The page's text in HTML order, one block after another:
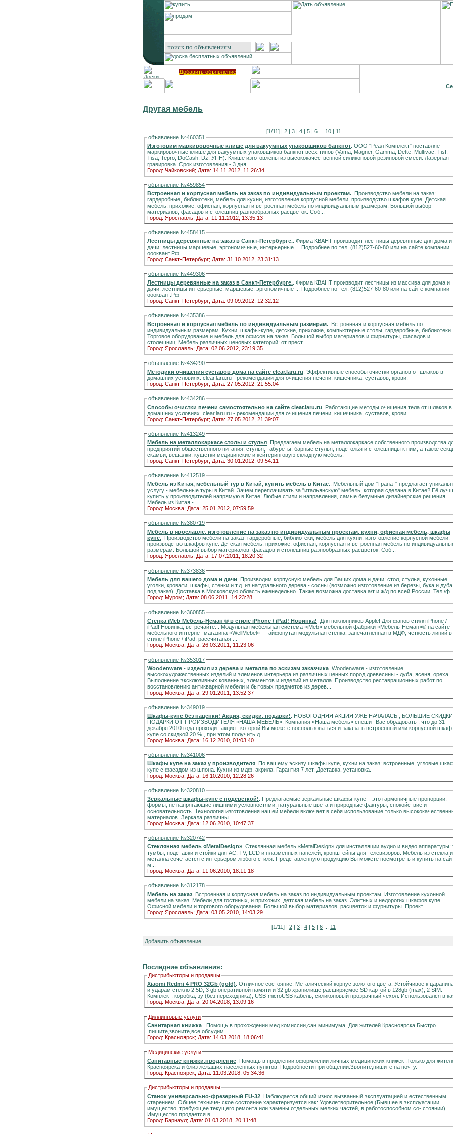
Добавить объявление
Другая мебель
[1/11] | 2| 3| 4| 5| 6... 10| 11
объявление №460351
Изготовим маркировочные клише для вакуумных упаковщиков банкнот . ООО "Реал Комплект" поставляет
маркировочные клише для вакуумных упаковщиков банкнот всех типов (Vama, Magner, Gamma, Dette, Multivac, Tisf,
Tisa, Tepro, DoCash, Dz, УПН). Клише изготовлены из высококачественной силиконовой резиновой смеси. Лазерная
гравировка. Срок изготовления - 3 дня. ...
Город: Чайковский; Дата: 14.11.2012, 11:26:34
объявление №459854
Встроенная и корпусная мебель на заказ по индивидуальным проектам. . Производство мебели на заказ:
гардеробные, библиотеки, мебель для кухни, изготовление корпусной мебели, производство шкафов купе. Детская
мебель, прихожие, офисная, корпусная и встроенная мебель по индивидуальным размерам. Большой выбор
материалов, фасадов и столешниц разнообразных расцветок. Соб...
Город: Ярославль; Дата: 11.11.2012, 13:35:13
объявление №458415
Лестницы деревянные на заказ в Санкт-Петербурге. . Фирма КВАНТ производит лестницы деревянные для дома и
дачи: лестницы маршевые, эргономичные, интерьерные ... Подробнее по тел. (812)527-60-80 или на сайте компании
оооквант.Рф
Город: Санкт-Петербург; Дата: 31.10.2012, 23:31:13
объявление №449306
Лестницы деревянные на заказ в Санкт-Петербурге. . Фирма КВАНТ производит лестницы из массива для дома и
дачи: лестницы интерьерные, маршевые, эргономичные ... Подробнее по тел. (812)527-60-80 или на сайте компании
оооквант.Рф
Город: Санкт-Петербург; Дата: 09.09.2012, 12:32:12
объявление №435386
Встроенная и корпусная мебель по индивидуальным размерам. . Встроенная и корпусная мебель по
индивидуальным размерам. Кухни, шкафы-купе, детские, прихожие, компьютерные столы, гардеробные, библиотеки.
Торговое оборудование и мебель для офисов на заказ. Большой выбор материалов и фирнитуры, фасадов и
столешниц. Мебель различных ценовых категорий: от прест...
Город: Ярославль; Дата: 02.06.2012, 23:19:35
объявление №434290
Методики очищения суставов дома на сайте clear.laru.ru . Эффективные способы очистки органов от шлаков в
домашних условиях. clear.laru.ru - рекомендации для очищения печени, кишечника, суставов, крови.
Город: Санкт-Петербург; Дата: 27.05.2012, 21:55:04
объявление №434286
Способы очистки печени самостоятельно на сайте clear.laru.ru . Работающие методы очищения тела от шлаков в
домашних условиях. clear.laru.ru - рекомендации для очищения печени, кишечника, суставов, крови.
Город: Санкт-Петербург; Дата: 27.05.2012, 21:39:07
объявление №413249
Мебель на металлокаркасе столы и стулья . Предлагаем мебель на металлокаркасе собственного производства
предприятий общественного питания: стулья, табуреты, барные стулья, подстолья и столешницы к ним, а также
скамьи, вешалки, кушетки медицинские и кейтеринговую складную мебель.
Город: Санкт-Петербург; Дата: 30.01.2012, 09:54:11
объявление №412519
Мебель из Китая, мебельный тур в Китай, купить мебель в Китае. . Мебельный дом "Гранат" предлагает
услугу - мебельные туры в Китай. Зачем переплачивать за "итальянскую" мебель, которая сделана в Китае? Её
купить у производителей напрямую в Китае! Любые стили и направления, самые безумные дизайнерские решения.
Мебель из Китая -...
Город: Москва; Дата: 25.01.2012, 07:59:59
объявление №380719
Мебель в ярославле, изготовление на заказ по индивидуальным проектам, кухни, офисная мебель, шкафы
купе. . Производство мебели на заказ: гардеробные, библиотеки, мебель для кухни, изготовление корпусной мебели,
производство шкафов купе. Детская мебель, прихожие, офисная, корпусная и встроенная мебель по
размерам. Большой выбор материалов, фасадов и столешниц разнообразных расцветок. Соб...
Город: Ярославль; Дата: 17.07.2011, 18:20:32
объявление №373836
Мебель для вашего дома и дачи . Производим корпусную мебель для Ваших дома и дачи: стол, стулья, кухонные
уголки, кровати, шкафы, стенки и т.д. из натурального дерева - сосны (возможно изготовление из березы, бука и дуба
под заказ). Доставка в Московскую область еженедельно. Также возможна доставка а/т и ж/д по всей России. Тел./ф...
Город: Муром; Дата: 08.06.2011, 14:23:28
объявление №360855
Стенка iMeb Мебель-Неман ® в стиле iPhone / iPad! Новинка! . Для поклонников Apple! Для фанов стиля iPhone /
iPad! Новинка, встречайте... Модульная мебельная система «iMeb» мебельной фабрики «Мебель-Неман»® на сайте
мебельного интернет магазина «WellMebel» — айфонутая модульная стенка, запечатлённая в МДФ, четкость линий в
стиле iPhone / iPad, рассчитаная ...
Город: Москва; Дата: 26.03.2011, 11:23:06
объявление №353017
Woodenware - изделия из дерева и металла по эскизам заказчика . Woodenware - изготовление
высокохудожественных изделий и элеменов интерьера из различных ценных пород древесины - дуба, ясеня, ореха.
Выполнение эксклюзивных кованных, элементов и изделий из металла. Производство реставрационных работ по
восстановлению антикварной мебели и бытовых предметов из дерев...
Город: Москва; Дата: 29.01.2011, 13:52:37
объявление №349019
Шкафы-купе без наценки! Акция, скидки, подарки! . НОВОГОДНЯЯ АКЦИЯ УЖЕ НАЧАЛАСЬ , БОЛЬШИЕ
ПОДАРКИ ОТ ПРОИЗВОДИТЕЛЯ «НАША МЕБЕЛЬ». Компания «Наша мебель» спешит Вас обрадовать , что до 31
декабря 2010 года проходит акция , которой Вы можете воспользоваться и заказать встроенный или корпусной
купе со скидкой 20 % , при этом получить д...
Город: Москва; Дата: 16.12.2010, 01:03:40
объявление №341006
Шкафы купе на заказ у производителя . По вашему эскизу шкафы купе, кухни на заказ: встроенные, угловые шкафы
купе с фасадом из шпона. Кухни из мдф, акрила. Гарантия 7 лет. Доставка, установка.
Город: Москва; Дата: 16.10.2010, 12:28:26
объявление №320810
Зеркальные шкафы-купе с подсветкой! . Предлагаемые зеркальные шкафы-купе – это гармоничные пропорции,
формы, не напрягающие лишними условностями, натуральные цвета и природные фактуры, спокойствие и
основательность. Технология изготовления нашей мебели включает в себя использование только
материалов. Зеркала различны...
Город: Москва; Дата: 12.06.2010, 10:47:37
объявление №320742
Стеклянная мебель «MetalDesign» . Стеклянная мебель «MetalDesign» для инсталляции аудио и видео аппаратуры:
тумбы, подставки и стойки для АС, TV, LCD и плазменных панелей, кронштейны для телевизоров. Мебель из стекла и
металла сочетается с интерьером любого стиля. Представленную продукцию Вы можете посмотреть и купить на
м...
Город: Москва; Дата: 11.06.2010, 18:11:18
объявление №312178
Мебель на заказ . Встроенная и корпусная мебель на заказ по индивидуальным проектам. Изготовление кухонной
мебели на заказ. Мебели для гостиных, и прихожих, детская мебель на заказ. Элитных и недорогих шкафов купе.
Офисной мебели и торгового оборудования. Большой выбор материалов, расцветок и фурнитуры. Проект...
Город: Ярославль; Дата: 03.05.2010, 14:03:29
[1/11] | 2 | 3 | 4 | 5 | 6 11
Добавить объявление
Последние объявления:
Дистрибьюторы и продавцы
Xiaomi Redmi 4 PRO 32Gb (gold) . Отличное состояние. Металический корпус золотого цвета, Устойчивое к
и ударам стекло 2.5D, 3 gb оперативной памяти и 32 gb хранилище расширяемое SD картой в 128gb (max), 2 SIM.
Комплект: коробка, зу (без переходника), USB-microUSB кабель, силиконовый прозрачный чехол. Использовался в
Город: Москва; Дата: 20.04.2018, 13:09:16
Диллинговые услуги
Санитарная книжка
. Помощь в прохождении мед.комиссии,сан.минимума. Для жителей Красноярска.Быстро
,пишите,звоните,все обсудим.
Город: Красноярск; Дата: 14.03.2018, 18:06:41
Медицинские услуги
Санитарные книжки,продление . Помощь в продлении,оформлении личных медицинских книжек .Только для
Красноярска и близ лежащих населенных пунктов. Подробности при общении.Звоните,пишите на почту.
Город: Красноярск; Дата: 11.03.2018, 05:34:36
Дистрибьюторы и продавцы
Станок универсально-фрезерный FU-32 . Наблюдается общий износ вызванный эксплуатацией и естественным
старением. Общее техниче- ское состояние характеризуется как: Удовлетворительное (Бывшее в эксплуатации
имущество, требующее текущего ремонта или замены отдельных мелких частей, в работоспособном со- стоянии)
Имущество продается в ...
Город: Барнаул; Дата: 01.03.2018, 20:11:48